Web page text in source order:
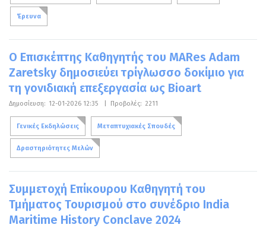
Έρευνα
Ο Επισκέπτης Καθηγητής του MARes Adam
Zaretsky δημοσιεύει τρίγλωσσο δοκίμιο για
τη γονιδιακή επεξεργασία ως Bioart
Δημοσίευση: 12-01-2026 12:35 Προβολές: 2211
Γενικές Εκδηλώσεις Μεταπτυχιακές Σπουδές
Δραστηριότητες Μελών
Συμμετοχή Επίκουρου Καθηγητή του
Τμήματος Τουρισμού στο συνέδριο India
Maritime History Conclave 2024